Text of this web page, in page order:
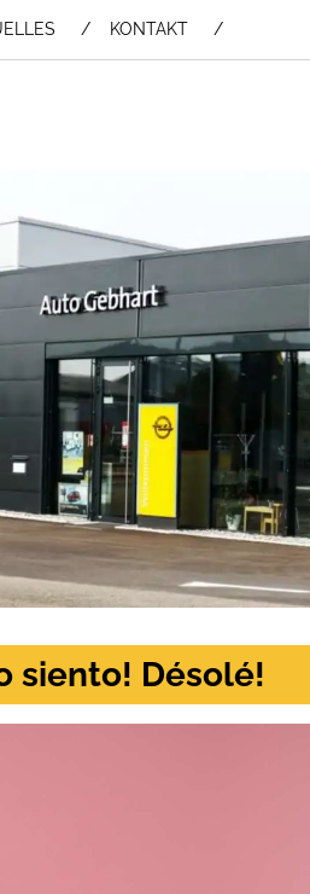
KONTAKT
siento! Désolé!